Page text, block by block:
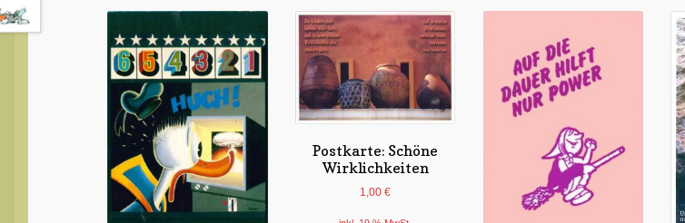
Postkarte: Schöne
Wirklichkeiten
1,00€